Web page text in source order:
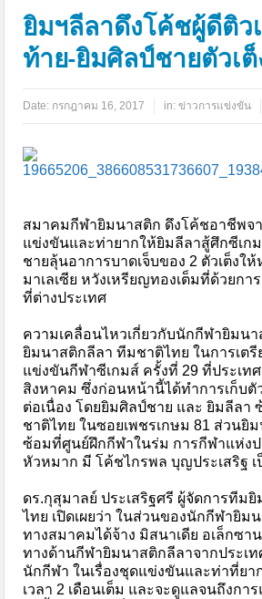
ยิมฯลีลาดึงโค้ชผู้ดีติว
ท้าย-ยิมศิลป์ชายตัวเต็
Date: กรกฎาคม 16, 2017 in:ข่าวการแข่งขัน
สมาคมกีฬายิมนาสติก ดึงโค้ชอาชีพจ
แข่งขันและท่ายากให้ยิมลีลาสู้ศึกซีเก
ชายลุ้นอาการบาดเจ็บของ 2 ตัวเต็งใ
มาเลเซีย หวังเหรียญทองเต็มที่ด้วยกา
ที่ต่างประเทศ
ความเคลื่อนไหวเกี่ยวกับนักกีฬายิมน
ยิมนาสติกลีลา ทีมชาติไทย ในการเตรี
แข่งขันกีฬาซีเกมส์ ครั้งที่ 29 ที่ประเทศ
สิงหาคม ซึ่งก่อนหน้านี้ได้ทำการเก็บ
ต่อเนื่อง โดยยิมศิลป์ชาย และ ยิมลีลา
ชาติไทย ในซอยเพชรเกษม 81 ส่วนยิ
ซ้อมที่ศูนย์ฝึกกีฬาในร่ม การกีฬาแห่งป
หัวหมาก มี โค้ชไกรพล บุญประเสริฐ
ดร.กุสุมาลย์ ประเสริฐศรี ผู้จัดการทีม
ไทย เปิดเผยว่า ในส่วนของนักกีฬายิม
ทางสมาคมได้จ้าง มิสนาเดีย อเล็กซา
ทางด้านกีฬายิมนาสติกลีลาจากประเ
นักกีฬา ในเรื่องชุดแข่งขันและท่าที่ยา
เวลา 2 เดือนเต็ม และจะดูแลจนถึงกา